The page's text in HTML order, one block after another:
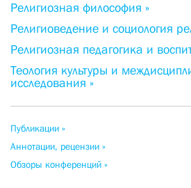
Религиозная философия »
Религиоведение и социология
Религиозная педагогика и
Теология культуры и
исследования »
Публикации »
Аннотации, рецензии »
Обзоры конференций »